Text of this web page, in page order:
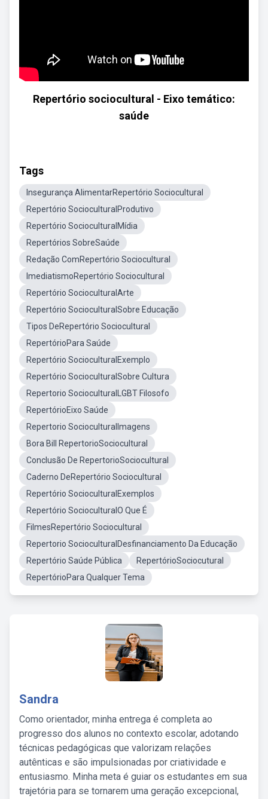
Repertório sociocultural - Eixo temático:
saúde
Tags
Insegurança AlimentarRepertório Sociocultural
Repertório SocioculturalProdutivo
Repertório SocioculturalMídia
Repertórios SobreSaúde
Redação ComRepertório Sociocultural
ImediatismoRepertório Sociocultural
Repertório SocioculturalArte
Repertório SocioculturalSobre Educação
Tipos DeRepertório Sociocultural
RepertórioPara Saúde
Repertório SocioculturalExemplo
Repertório SocioculturalSobre Cultura
Repertorio SocioculturalLGBT Filosofo
RepertórioEixo Saúde
Repertorio SocioculturalImagens
Bora Bill RepertorioSociocultural
Conclusão De RepertorioSociocultural
Caderno DeRepertório Sociocultural
Repertório SocioculturalExemplos
Repertório SocioculturalO Que É
FilmesRepertório Sociocultural
Repertorio SocioculturalDesfinanciamento Da Educação
Repertório Saúde Pública
RepertórioSociocutural
RepertórioPara Qualquer Tema
Sandra
Como orientador, minha entrega é completa ao
progresso dos alunos no contexto escolar, adotando
técnicas pedagógicas que valorizam relações
autênticas e são impulsionadas por criatividade e
entusiasmo. Minha meta é guiar os estudantes em sua
trajetória para se tornarem uma geração excepcional,